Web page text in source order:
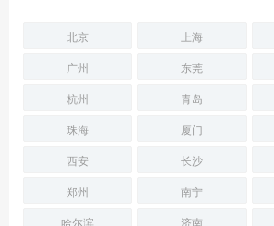
北京 上海
广州
东莞
杭州
青岛
珠海
厦门
西安
长沙
郑州
南宁
哈尔滨
济南